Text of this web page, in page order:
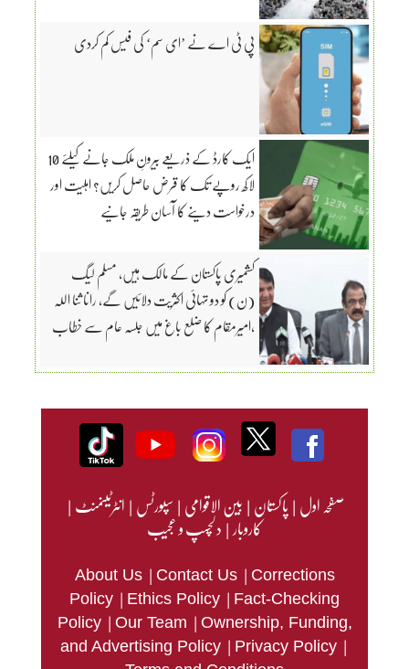
پی ٹی اے نے ’ای سم‘ کی فیس کم کردی
ایک کارڈ کے ذریعے بیرونِ ملک جانے کیلئے 10
لاکھ روپے تک کا قرض حاصل کریں؟ اہلیت اور
درخواست دینے کا آسان طریقہ جانیے
کشمیری پاکستان کے مالک ہیں، مسلم لیگ
(ن) کو دو تہائی اکثریت دلائیں گے، رانا ثنا اللہ
،امیرمقام کا ضلع باغ میں جلسہ عام سے خطاب
صفحہ اول|پاکستان|بین الاقوامی|سپورٹس|انٹرٹینمنٹ|
کاروبار|دلچسپ و عجیب
About Us | Contact Us | Corrections
Policy | Ethics Policy | Fact-Checking
Policy | Our Team | Ownership, Funding,
and Advertising Policy | Privacy Policy |